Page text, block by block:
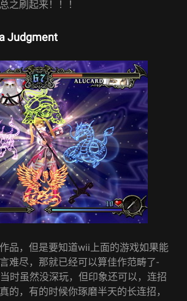
之刷起来！！！
Judgment
品，但是要知道wii上面的游戏如果能
难尽，那就已经可以算佳作范畴了-
当时虽然没深玩，但印象还可以，连招
的，有的时候你琢磨半天的长连招，